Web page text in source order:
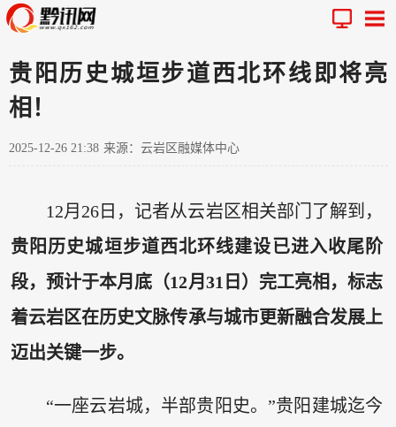
贵阳历史城垣步道西北环线即将亮
相！
2025-12-26 21:38 来源：云岩区融媒体中心
12月26日，记者从云岩区相关部门了解到，
贵阳历史城垣步道西北环线建设已进入收尾阶
段，预计于本月底（12月31日）完工亮相，标志
着云岩区在历史文脉传承与城市更新融合发展上
迈出关键一步。
“一座云岩城，半部贵阳史。”贵阳建城迄今